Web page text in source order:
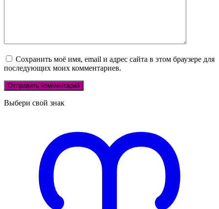
Сохранить моё имя, email и адрес сайта в этом браузере для
последующих моих комментариев.
Выбери свой знак